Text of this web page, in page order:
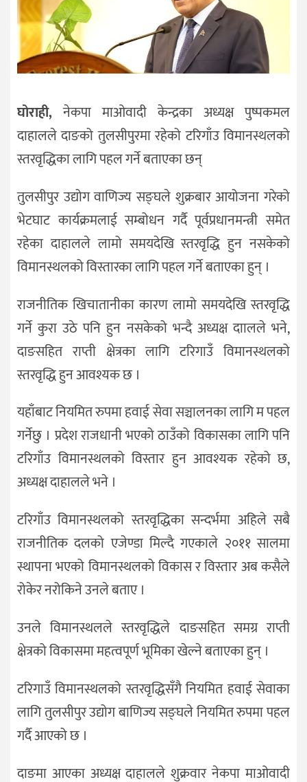
घोराही, नेकपा माओवादी केन्द्रका अध्यक्ष पुष्पकमल
दाहालले दाङको तुलसीपुरमा रहेको टरिगाँउ विमानस्थलको
स्तरवृद्धिका लागि पहल गर्ने बताएका छन्
तुलसीपुर उद्योग वाणिज्य सङ्घले शुक्रबार आयोजना गरेको
भेटघाट कार्यक्रमलाई सम्बोधन गर्दै पूर्वप्रधानमन्त्री समेत
रहेका दाहालले लामो समयदेखि स्तरवृद्धि हुन नसकेको
विमानस्थलको विस्तारका लागि पहल गर्ने बताएका हुन् ।
राजनीतिक खिचातानीका कारण लामो समयदेखि स्तरवृद्धि
गर्ने कुरा उठे पनि हुन नसकेको भन्दै अध्यक्ष दाालले भने,
दाङसहित राप्ती क्षेत्रका लागि टरिगाउँ विमानस्थलको
स्तरवृद्धि हुन आवश्यक छ ।
यहाँबाट नियमित रुपमा हवाई सेवा सञ्चालनका लागि म पहल
गर्नेछु । प्रदेश राजधानी भएको ठाउँको विकासका लागि पनि
टरिगाँउ विमानस्थलको विस्तार हुन आवश्यक रहेको छ,
अध्यक्ष दाहालले भने ।
टरिगाँउ विमानस्थलको स्तरवृद्धिका सन्दर्भमा अहिले सबै
राजनीतिक दलको एजेण्डा मिल्दै गएकाले २०११ सालमा
स्थापना भएको विमानस्थलको विकास र विस्तार अब कसैले
रोकेर नरोकिने उनले बताए ।
उनले विमानस्थलले स्तरवृद्धिले दाङसहित समग्र राप्ती
क्षेत्रको विकासमा महत्वपूर्ण भूमिका खेल्ने बताएका हुन् ।
टरिगाउँ विमानस्थलको स्तरवृद्धिसँगै नियमित हवाई सेवाका
लागि तुलसीपुर उद्योग बाणिज्य सङ्घले नियमित रुपमा पहल
गर्दै आएको छ ।
दाङमा आएका अध्यक्ष दाहालले शुक्रवार नेकपा माओवादी